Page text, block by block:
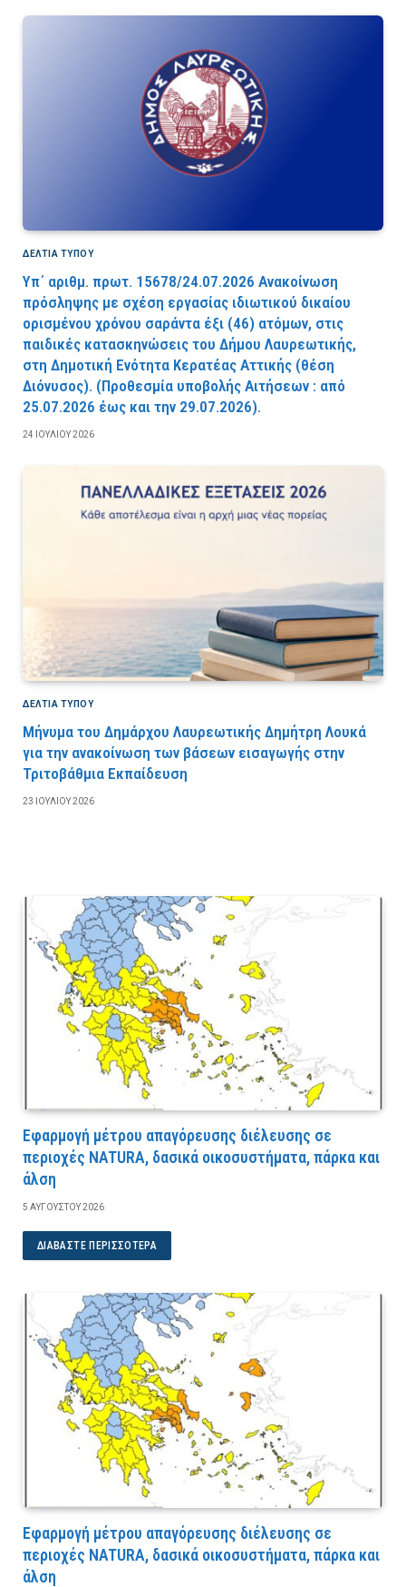
ΔΕΛΤΙΑ ΤΥΠΟΥ
Υπ΄ αριθμ. πρωτ. 15678/24.07.2026 Ανακοίνωση
πρόσληψης με σχέση εργασίας ιδιωτικού δικαίου
ορισμένου χρόνου σαράντα έξι (46) ατόμων, στις
παιδικές κατασκηνώσεις του Δήμου Λαυρεωτικής,
στη Δημοτική Ενότητα Κερατέας Αττικής (θέση
Διόνυσος). (Προθεσμία υποβολής Αιτήσεων : από
25.07.2026 έως και την 29.07.2026).
24 ΙΟΥΛΊΟΥ 2026
ΔΕΛΤΙΑ ΤΥΠΟΥ
Μήνυμα του Δημάρχου Λαυρεωτικής Δημήτρη Λουκά
για την ανακοίνωση των βάσεων εισαγωγής στην
Τριτοβάθμια Εκπαίδευση
23 ΙΟΥΛΊΟΥ 2026
Εφαρμογή μέτρου απαγόρευσης διέλευσης σε
περιοχές NATURA, δασικά οικοσυστήματα, πάρκα και
άλση
5 ΑΥΓΟΎΣΤΟΥ 2026
ΔΙΑΒΆΣΤΕ ΠΕΡΙΣΣΌΤΕΡΑ
Εφαρμογή μέτρου απαγόρευσης διέλευσης σε
περιοχές NATURA, δασικά οικοσυστήματα, πάρκα και
άλση